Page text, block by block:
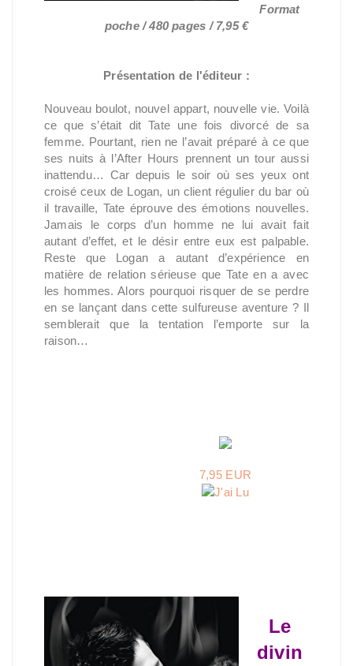
Format
poche / 480 pages / 7,95 €
Présentation de l'éditeur :
Nouveau boulot, nouvel appart, nouvelle vie. Voilà
ce que s’était dit Tate une fois divorcé de sa
femme. Pourtant, rien ne l’avait préparé à ce que
ses nuits à l’After Hours prennent un tour aussi
inattendu… Car depuis le soir où ses yeux ont
croisé ceux de Logan, un client régulier du bar où
il travaille, Tate éprouve des émotions nouvelles.
Jamais le corps d’un homme ne lui avait fait
autant d’effet, et le désir entre eux est palpable.
Reste que Logan a autant d’expérience en
matière de relation sérieuse que Tate en a avec
les hommes. Alors pourquoi risquer de se perdre
en se lançant dans cette sulfureuse aventure ? Il
semblerait que la tentation l’emporte sur la
raison…
7,95 EUR
Le
divin